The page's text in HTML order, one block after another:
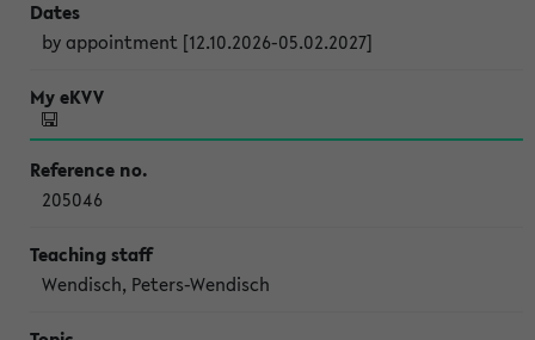
by appointment [12.10.2026-05.02.2027]
205046
Wendisch, Peters-Wendisch